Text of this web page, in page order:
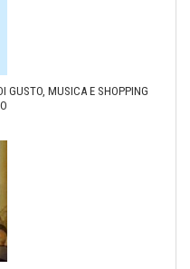
GUSTO, MUSICA E SHOPPING